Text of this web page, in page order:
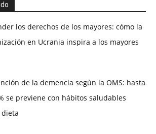
los derechos de los mayores: cómo la
en Ucrania inspira a los mayores
de la demencia según la OMS: hasta
se previene con hábitos saludables